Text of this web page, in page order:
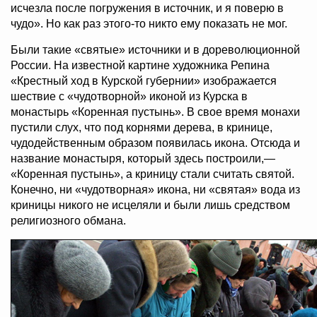
исчезла после погружения в источник, и я поверю в
чудо». Но как раз этого-то никто ему показать не мог.
Были такие «святые» источники и в дореволюционной
России. На известной картине художника Репина
«Крестный ход в Курской губернии» изображается
шествие с «чудотворной» иконой из Курска в
монастырь «Коренная пустынь». В свое время монахи
пустили слух, что под корнями дерева, в кринице,
чудодейственным образом появилась икона. Отсюда и
название монастыря, который здесь построили,—
«Коренная пустынь», а криницу стали считать святой.
Конечно, ни «чудотворная» икона, ни «святая» вода из
криницы никого не исцеляли и были лишь средством
религиозного обмана.